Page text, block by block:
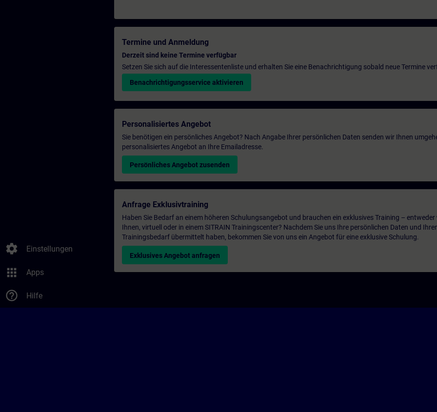
settings Einstellungen
apps Apps
help_outline Hilfe
Termine und Anmeldung
Derzeit sind keine Termine verfügbar
Setzen Sie sich auf die Interessentenliste und erhalten Sie eine Benachrichtigung sobald neue Termine
Benachrichtigungsservice aktivieren
Personalisiertes Angebot
Sie benötigen ein persönliches Angebot? Nach Angabe Ihrer persönlichen Daten senden wir Ihnen
personalisiertes Angebot an Ihre Emailadresse.
Persönliches Angebot zusenden
Anfrage Exklusivtraining
Haben Sie Bedarf an einem höheren Schulungsangebot und brauchen ein exklusives Training – entweder
Ihnen, virtuell oder in einem SITRAIN Trainingscenter? Nachdem Sie uns Ihre persönlichen Daten und
Trainingsbedarf übermittelt haben, bekommen Sie von uns ein Angebot für eine exklusive Schulung.
Exklusives Angebot anfragen